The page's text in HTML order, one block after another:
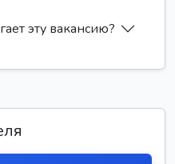
эту вакансию?